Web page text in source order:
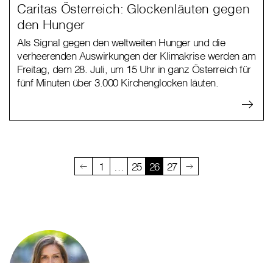
Caritas Österreich: Glockenläuten gegen
den Hunger
Als Signal gegen den weltweiten Hunger und die
verheerenden Auswirkungen der Klimakrise werden am
Freitag, dem 28. Juli, um 15 Uhr in ganz Österreich für
fünf Minuten über 3.000 Kirchenglocken läuten.
1 … 25 26 27